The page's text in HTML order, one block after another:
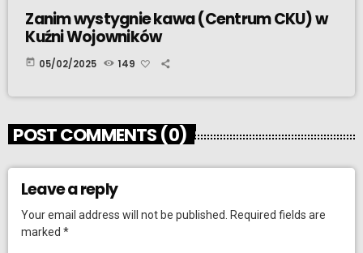
Zanim wystygnie kawa (Centrum CKU) w
Kuźni Wojowników
today 05/02/2025 149
POST COMMENTS (0)
Leave a reply
Your email address will not be published. Required fields are
marked *